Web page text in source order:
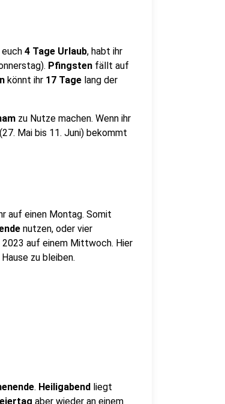
4 Tage Urlaub, habt ihr
Pfingsten fällt auf
könnt ihr 17 Tage lang der
zu Nutze machen. Wenn ihr
Mai bis 11. Juni) bekommt
auf einen Montag. Somit
nutzen, oder vier
auf einem Mittwoch. Hier
zu bleiben.
. Heiligabend liegt
aber wieder an einem